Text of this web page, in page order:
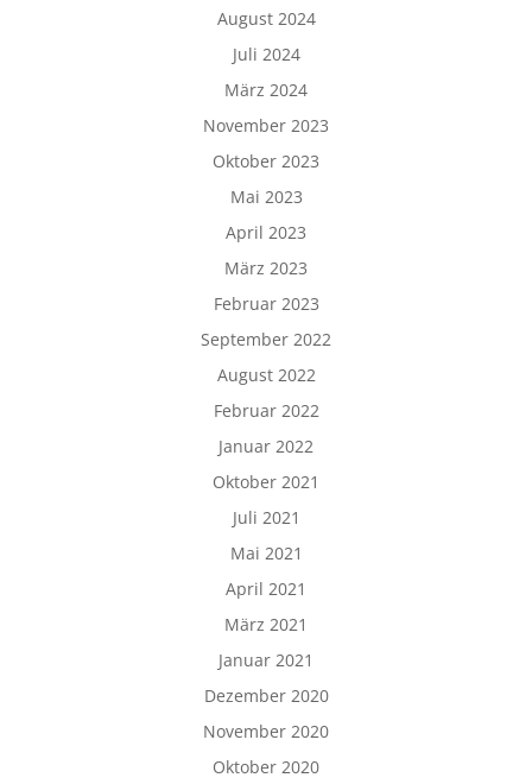
August 2024
Juli 2024
März 2024
November 2023
Oktober 2023
Mai 2023
April 2023
März 2023
Februar 2023
September 2022
August 2022
Februar 2022
Januar 2022
Oktober 2021
Juli 2021
Mai 2021
April 2021
März 2021
Januar 2021
Dezember 2020
November 2020
Oktober 2020